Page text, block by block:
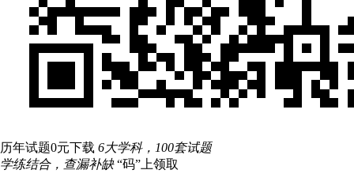
历年试题0元下载 6大学科，100套试题
学练结合，查漏补缺 “码”上领取